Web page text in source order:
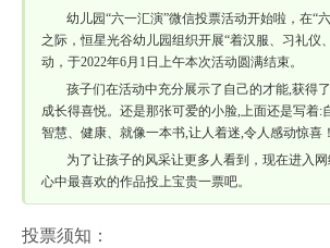
幼儿园“六一汇演”微信投票活动开始啦，在“
之际，恒星光谷幼儿园组织开展“着汉服、习礼仪
动，于2022年6月1日上午本次活动圆满结束。
孩子们在活动中充分展示了自己的才能,获得
成长得喜悦。还是那张可爱的小脸,上面还是写着:
智慧、健康、就像一本书,让人着迷,令人感动惊喜！
为了让孩子的风采让更多人看到，现在进入
心中最喜欢的作品投上宝贵一票吧。
投票须知：